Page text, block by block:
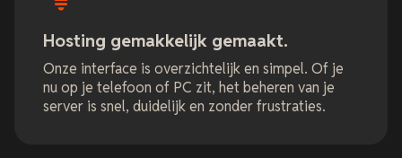
Hosting gemakkelijk gemaakt.
Onze interface is overzichtelijk en simpel. Of je
nu op je telefoon of PC zit, het beheren van je
server is snel, duidelijk en zonder frustraties.